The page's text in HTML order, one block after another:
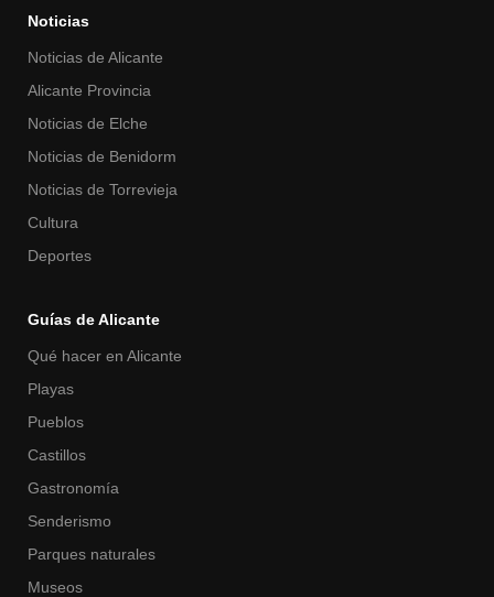
Noticias
Noticias de Alicante
Alicante Provincia
Noticias de Elche
Noticias de Benidorm
Noticias de Torrevieja
Cultura
Deportes
Guías de Alicante
Qué hacer en Alicante
Playas
Pueblos
Castillos
Gastronomía
Senderismo
Parques naturales
Museos